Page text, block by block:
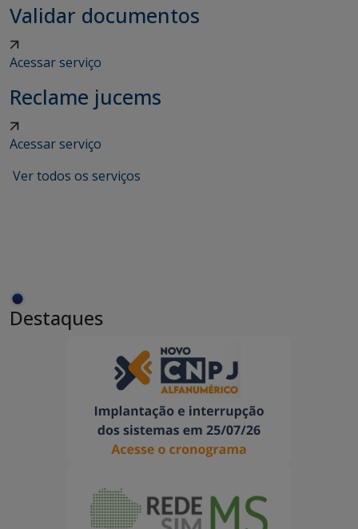
Validar documentos
Acessar serviço
Reclame jucems
Acessar serviço
Ver todos os serviços
Destaques